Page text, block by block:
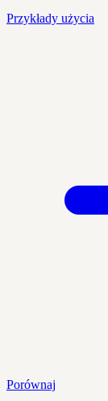
Przykłady użycia
Porównaj